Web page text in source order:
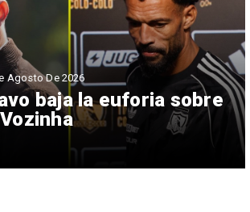
baja la euforia sobre
Agosto De 2026